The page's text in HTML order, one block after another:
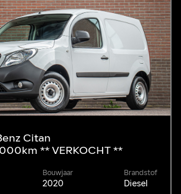
Citan
** VERKOCHT **
Bouwjaar
2020
Brandstof
Diesel